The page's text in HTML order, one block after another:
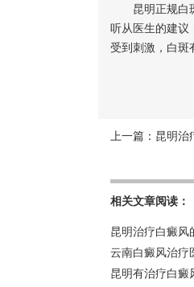
昆明正规白斑
听从医生的建议
受到刺激，白斑
上一篇： 昆明治
相关文章阅读：
昆明治疗白癜风
云南白癜风治疗
昆明有治疗白癜